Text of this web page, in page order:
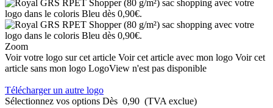
Zoom
Voir votre logo sur cet article Voir cet article avec mon logo Voir cet
article sans mon logo LogoView n'est pas disponible
Télécharger un autre logo
Sélectionnez vos options Dès 0,90 (TVA exclue)